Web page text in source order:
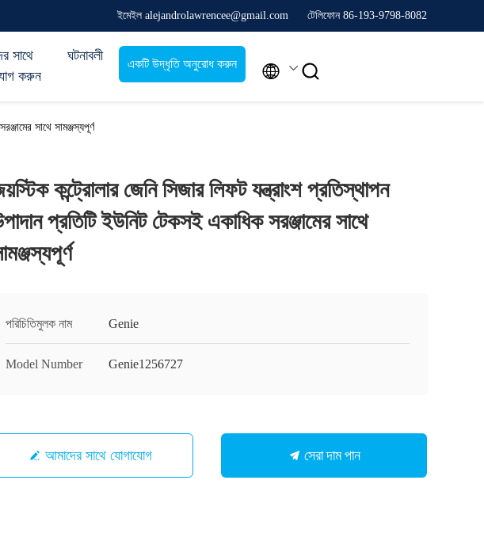
ইমেইল alejandrolawrencee@gmail.com টেলিফোন 86-193-9798-8082
সাথে
করুন
ঘটনাবলী
একটি উদ্ধৃতি অনুরোধ করুন  
সাথে সামঞ্জস্যপূর্ণ
কন্ট্রোলার জেনি সিজার লিফট যন্ত্রাংশ প্রতিস্থাপন
প্রতিটি ইউনিট টেকসই একাধিক সরঞ্জামের সাথে
পরিচিতিমুলক নাম Genie
Model Number Genie1256727
আমাদের সাথে যোগাযোগ সেরা দাম পান